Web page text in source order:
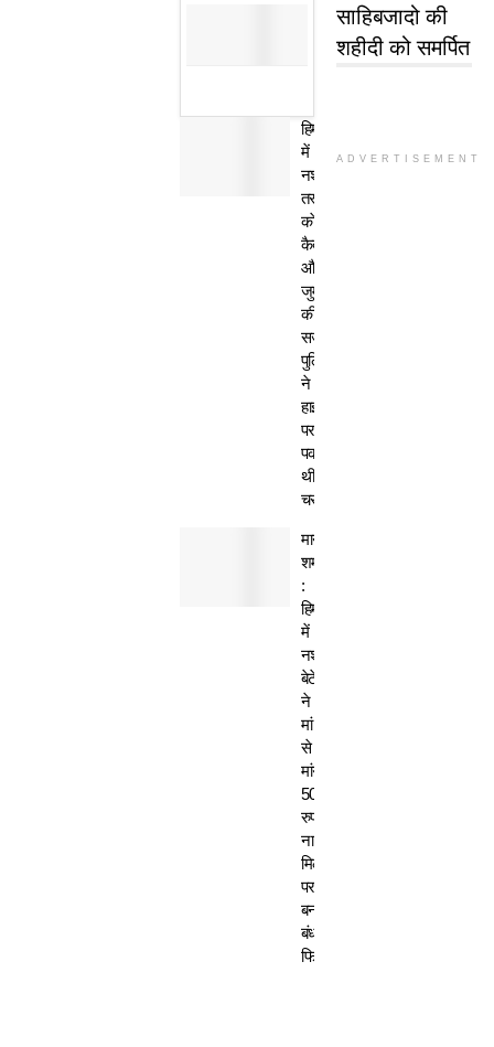
हिमाचल
में
नशा
तस्कर
काे
कैद
और
जुर्माने
की
सजा,
पुलिस
ने
हाईवे
पर
पकड़ी
थी
चरस
मानवता
शर्मसार
:
हिमाचल
में
नशेड़ी
बेटे
ने
मां
से
मांगे
50
रुपए-
ना
मिलने
पर
बनाया
बंधक,
फिर…
साहिबजादो की
शहीदी को समर्पित
ADVERTISEMENT